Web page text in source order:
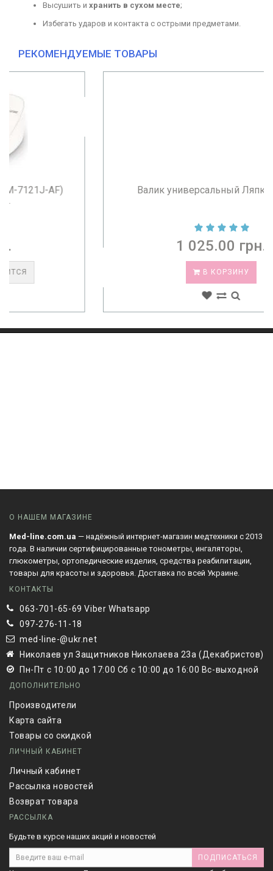
Высушить и хранить в сухом месте;
Избегать ударов и контакта с острыми предметами.
РЕКОМЕНДУЕМЫЕ ТОВАРЫ
Валик универсальный Ляпко 3,5 Ag...
1 025.00 грн.
О НАШЕМ МАГАЗИНЕ
Med-line.com.ua — надёжный интернет-магазин медтехники с 2013
года. В наличии сертифицированные тонометры, ингаляторы,
глюкометры, ортопедические изделия, средства реабилитации,
товары для красоты и здоровья. Доставка по всей Украине.
КОНТАКТЫ
063-701-65-69 Viber Whatsapp
097-276-11-18
med-line-@ukr.net
Николаев ул Защитников Николаева 23а (Декабристов)
Пн-Пт с 10:00 до 17:00 Сб с 10:00 до 16:00 Вс-выходной
ДОПОЛНИТЕЛЬНО
Производители
Карта сайта
Товары со скидкой
ЛИЧНЫЙ КАБИНЕТ
Личный кабинет
Рассылка новостей
Возврат товара
РАССЫЛКА
Будьте в курсе наших акций и новостей
ПОДПИСАТЬСЯ